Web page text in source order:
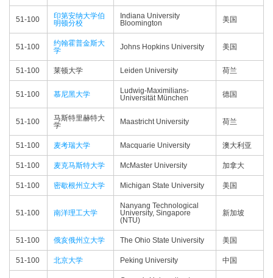
51-100
印第安纳大学伯
明顿分校
Indiana University
Bloomington
美国
51-100
约翰霍普金斯大
学
Johns Hopkins University 美国
51-100 莱顿大学 Leiden University 荷兰
51-100 慕尼黑大学
Ludwig-Maximilians-
Universität München
德国
51-100
马斯特里赫特大
学
Maastricht University 荷兰
51-100 麦考瑞大学 Macquarie University 澳大利亚
51-100 麦克马斯特大学 McMaster University 加拿大
51-100 密歇根州立大学 Michigan State University 美国
51-100 南洋理工大学
Nanyang Technological
University, Singapore
(NTU)
新加坡
51-100 俄亥俄州立大学 The Ohio State University 美国
51-100 北京大学 Peking University 中国